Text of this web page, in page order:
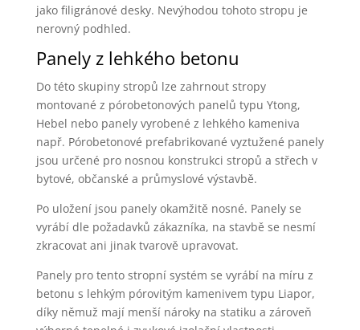
jako filigránové desky. Nevýhodou tohoto stropu je
nerovný podhled.
Panely z lehkého betonu
Do této skupiny stropů lze zahrnout stropy
montované z pórobetonových panelů typu Ytong,
Hebel nebo panely vyrobené z lehkého kameniva
např. Pórobetonové prefabrikované vyztužené panely
jsou určené pro nosnou konstrukci stropů a střech v
bytové, občanské a průmyslové výstavbě.
Po uložení jsou panely okamžitě nosné. Panely se
vyrábí dle požadavků zákazníka, na stavbě se nesmí
zkracovat ani jinak tvarově upravovat.
Panely pro tento stropní systém se vyrábí na míru z
betonu s lehkým pórovitým kamenivem typu Liapor,
díky němuž mají menší nároky na statiku a zároveň